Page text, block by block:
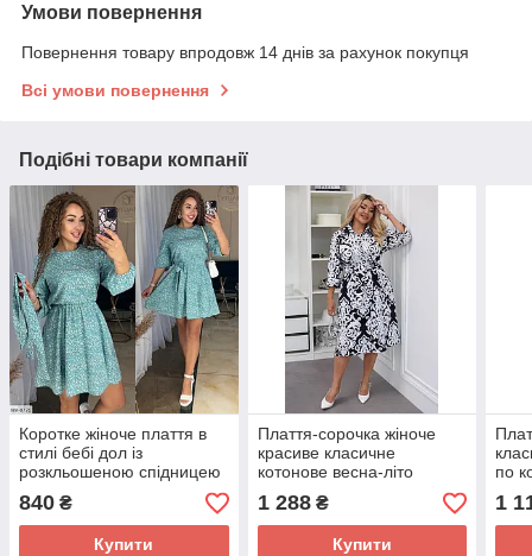
Умови повернення
Повернення товару впродовж 14 днів за рахунок покупця
Всі умови повернення
Подібні товари компанії
Коротке жіноче плаття в
стилі бебі дол із
розкльошеною спідницею
та поясом із легкого софту
розміри 42-48
840 ₴
Купити
Плаття-сорочка жіноче
красиве класичне
котонове весна-літо
вільного фасону з поясом
розміри 42-60
1 288₴
Купити
по
66
1